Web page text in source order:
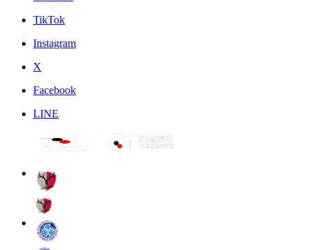
TikTok
Instagram
X
Facebook
LINE